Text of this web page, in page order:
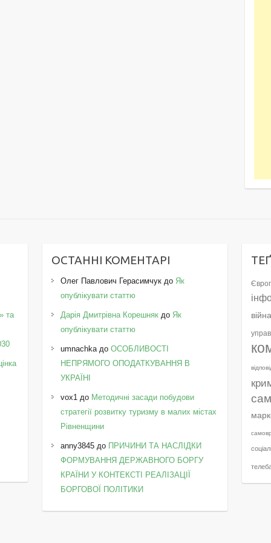
та
ОСТАННІ КОМЕНТАРІ
Олег Павлович Герасимчук до Як
опублікувати статтю
Дарія Дмитрівна Корешняк до Як
опублікувати статтю
umnachkaдоОСОБЛИВОСТІ
НЕПРЯМОГО ОПОДАТКУВАННЯ В
УКРАЇНІ
vox1 до Методичні засади побудови
стратегії розвитку туризму в малих містах
Рівненщини
anny3845 до ПРИЧИНИ ТА НАСЛІДКИ
ФОРМУВАННЯ ДЕРЖАВНОГО БОРГУ
КРАЇНИ У КОНТЕКСТІ РЕАЛІЗАЦІЇ
БОРГОВОЇ ПОЛІТИКИ
війна